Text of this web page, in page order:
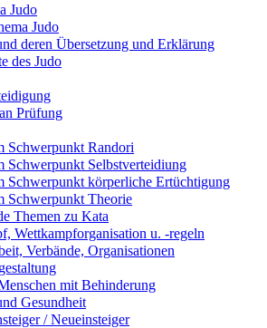
Judo
Judo
deren Übersetzung und Erklärung
des Judo
Prüfung
Randori
Selbstverteidiung
körperliche Ertüchtigung
Theorie
Themen zu Kata
Wettkampforganisation u. -regeln
Verbände, Organisationen
mit Behinderung
Gesundheit
/ Neueinsteiger